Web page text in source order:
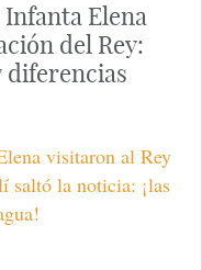
Infanta Elena
del Rey:
diferencias
visitaron al Rey
saltó la noticia: ¡las